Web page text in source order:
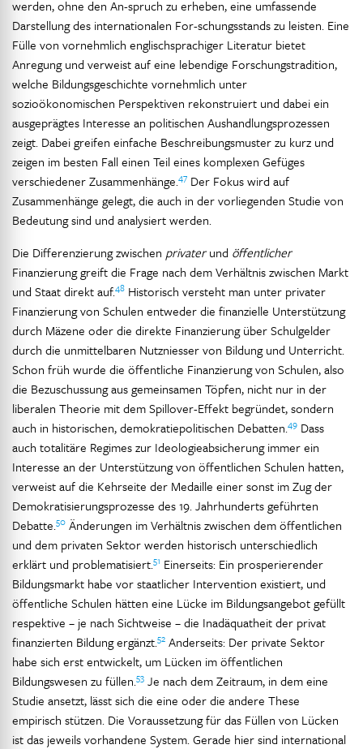
werden, ohne den An-spruch zu erheben, eine umfassende
Darstellung des internationalen For-schungsstands zu leisten. Eine
Fülle von vornehmlich englischsprachiger Literatur bietet
Anregung und verweist auf eine lebendige Forschungstradition,
welche Bildungsgeschichte vornehmlich unter
sozioökonomischen Perspektiven rekonstruiert und dabei ein
ausgeprägtes Interesse an politischen Aushandlungsprozessen
zeigt. Dabei greifen einfache Beschreibungsmuster zu kurz und
zeigen im besten Fall einen Teil eines komplexen Gefüges
verschiedener Zusammenhänge.47 Der Fokus wird auf
Zusammenhänge gelegt, die auch in der vorliegenden Studie von
Bedeutung sind und analysiert werden.
Die Differenzierung zwischen privaterund öffentlicher
Finanzierung greift die Frage nach dem Verhältnis zwischen Markt
und Staat direkt auf.48 Historisch versteht man unter privater
Finanzierung von Schulen entweder die finanzielle Unterstützung
durch Mäzene oder die direkte Finanzierung über Schulgelder
durch die unmittelbaren Nutzniesser von Bildung und Unterricht.
Schon früh wurde die öffentliche Finanzierung von Schulen, also
die Bezuschussung aus gemeinsamen Töpfen, nicht nur in der
liberalen Theorie mit dem Spillover-Effekt begründet, sondern
auch in historischen, demokratiepolitischen Debatten.49 Dass
auch totalitäre Regimes zur Ideologieabsicherung immer ein
Interesse an der Unterstützung von öffentlichen Schulen hatten,
verweist auf die Kehrseite der Medaille einer sonst im Zug der
Demokratisierungsprozesse des 19. Jahrhunderts geführten
Debatte.50 Änderungen im Verhältnis zwischen dem öffentlichen
und dem privaten Sektor werden historisch unterschiedlich
erklärt und problematisiert.51 Einerseits: Ein prosperierender
Bildungsmarkt habe vor staatlicher Intervention existiert, und
öffentliche Schulen hätten eine Lücke im Bildungsangebot gefüllt
respektive – je nach Sichtweise – die Inadäquatheit der privat
finanzierten Bildung ergänzt.52 Anderseits: Der private Sektor
habe sich erst entwickelt, um Lücken im öffentlichen
Bildungswesen zu füllen.53 Je nach dem Zeitraum, in dem eine
Studie ansetzt, lässt sich die eine oder die andere These
empirisch stützen. Die Voraussetzung für das Füllen von Lücken
ist das jeweils vorhandene System. Gerade hier sind international